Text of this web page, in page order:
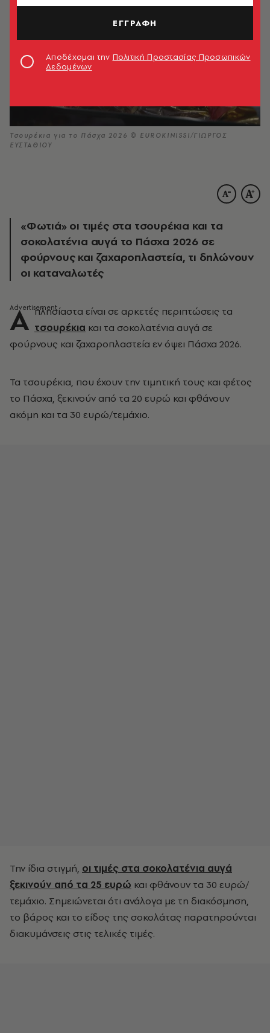
Τσουρέκια για το Πάσχα 2026 © EUROKINISSI/ΓΙΩΡΓΟΣ
ΕΥΣΤΑΘΙΟΥ
«Φωτιά» οι τιμές στα τσουρέκια και τα
σοκολατένια αυγά το Πάσχα 2026 σε
φούρνους και ζαχαροπλαστεία, τι δηλώνουν
οι καταναλωτές
Α πλησίαστα είναι σε αρκετές περιπτώσεις τα
τσουρέκια και τα σοκολατένια αυγά σε
φούρνους και ζαχαροπλαστεία εν όψει Πάσχα 2026.
Τα τσουρέκια, που έχουν την τιμητική τους και φέτος
το Πάσχα, ξεκινούν από τα 20 ευρώ και φθάνουν
ακόμη και τα 30 ευρώ/τεμάχιο.
Την ίδια στιγμή, οι τιμές στα σοκολατένια αυγά
ξεκινούν από τα 25 ευρώ και φθάνουν τα 30 ευρώ/
τεμάχιο. Σημειώνεται ότι ανάλογα με τη διακόσμηση,
το βάρος και το είδος της σοκολάτας παρατηρούνται
διακυμάνσεις στις τελικές τιμές.
ΕΓΓΡΑΦΗ
Αποδέχομαι την Πολιτική Προστασίας Προσωπικών
Δεδομένων